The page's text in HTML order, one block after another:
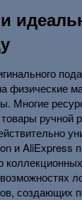
физические
Многие
ручной
и AliExpress
создающих